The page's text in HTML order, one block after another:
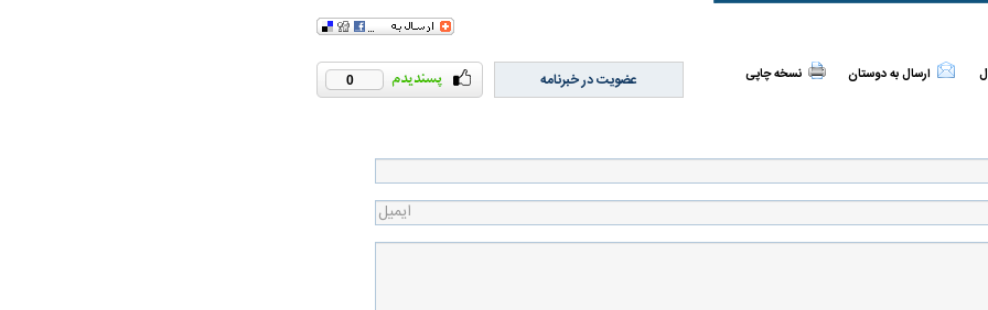
ارسال به دوستان نسخه چاپی 0 عضویت در خبرنامه
شاه در ایران
ریشه‌های عزاداری ماه محرم در فرهنگ
عزاداری ماه محرم در دوران قاجار چگونه
مردی که سر خم نکرد؟ | غلامرضا تختی و